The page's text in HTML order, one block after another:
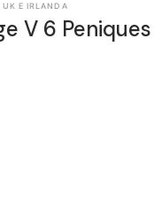
UK E IRLANDA
V 6 Peniques